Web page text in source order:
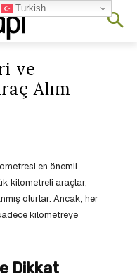
ve
Alım
en önemli
kilometreli araçlar,
olurlar. Ancak, her
kilometreye
Dikkat
Turkish